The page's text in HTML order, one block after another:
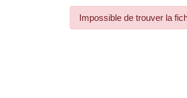
Impossible de trouver la